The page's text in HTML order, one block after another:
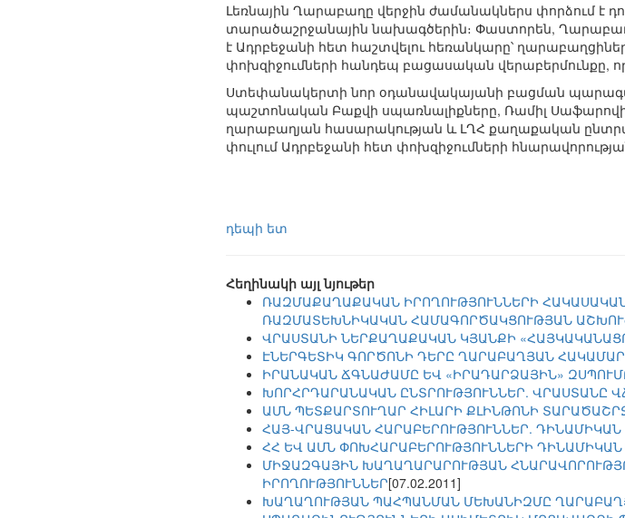
Լեռնային Ղարաբաղը վերջին ժամանակներս փորձում է
տարածաշրջանային նախագծերին։ Փաստորեն, Ղարաբաղի
է Ադրբեջանի հետ հաշտվելու հեռանկարը՝
փոխզիջումների հանդեպ բացասական վերաբերմունքը,
Ստեփանակերտի նոր օդանավակայանի բացման
պաշտոնական Բաքվի սպառնալիքները, Ռամիլ Սաֆարովի
ղարաբաղյան հասարակության և ԼՂՀ քաղաքական
փուլում Ադրբեջանի հետ փոխզիջումների
դեպի ետ
Հեղինակի այլ նյութեր
ՌԱԶՄԱՔԱՂԱՔԱԿԱՆ ԻՐՈՂՈՒԹՅՈՒՆՆԵՐԻ
ՌԱԶՄԱՏԵԽՆԻԿԱԿԱՆ ՀԱՄԱԳՈՐԾԱԿՑՈՒԹՅԱՆ
ՎՐԱՍՏԱՆԻ ՆԵՐՔԱՂԱՔԱԿԱՆ ԿՅԱՆՔԻ
ԷՆԵՐԳԵՏԻԿ ԳՈՐԾՈՆԻ ԴԵՐԸ ՂԱՐԱԲԱՂՅԱՆ
ԻՐԱՆԱԿԱՆ ՃԳՆԱԺԱՄԸ ԵՎ «ԻՐԱԴԱՐՁԱՅԻՆ»
ԽՈՐՀՐԴԱՐԱՆԱԿԱՆ ԸՆՏՐՈՒԹՅՈՒՆՆԵՐ. ՎՐԱՍՏԱՆԸ
ԱՄՆ ՊԵՏՔԱՐՏՈՒՂԱՐ ՀԻԼԱՐԻ ՔԼԻՆԹՈՆԻ
ՀԱՅ-ՎՐԱՑԱԿԱՆ ՀԱՐԱԲԵՐՈՒԹՅՈՒՆՆԵՐ.
ՀՀ ԵՎ ԱՄՆ ՓՈԽՀԱՐԱԲԵՐՈՒԹՅՈՒՆՆԵՐԻ
ՄԻՋԱԶԳԱՅԻՆ ԽԱՂԱՂԱՐԱՐՈՒԹՅԱՆ
ԻՐՈՂՈՒԹՅՈՒՆՆԵՐ[07.02.2011]
ԽԱՂԱՂՈՒԹՅԱՆ ՊԱՀՊԱՆՄԱՆ ՄԵԽԱՆԻԶՄԸ